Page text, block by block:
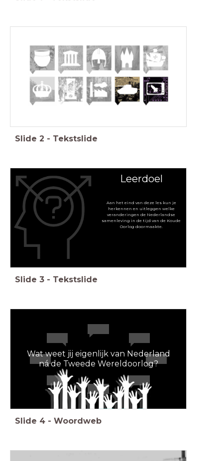
Slide 2 - Tekstslide
Leerdoel
Aan het eind van deze les kun je
herkennen en uitleggen welke
veranderingen de Nederlandse
samenleving in de tijd van de Koude
Oorlog doormaakte.
Slide 3 - Tekstslide
Wat weet jij eigenlijk van Nederland
ná de Tweede Wereldoorlog?
Slide 4 - Woordweb